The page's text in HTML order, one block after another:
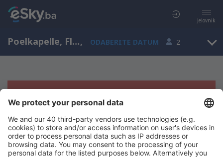
Jelovnik
Poelkapelle, Flanders, Belgija, ODABERITE DATUM 2
Žao nam je, ne možemo da prikažemo
rezultate
Pokušajte još jednom kad izaberete druge kriterijume